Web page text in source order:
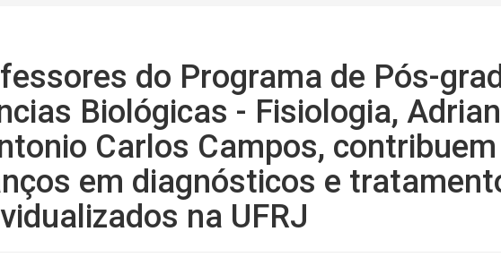
do Programa de Pós-
Biológicas - Fisiologia,
Carlos Campos,
em diagnósticos e
na UFRJ